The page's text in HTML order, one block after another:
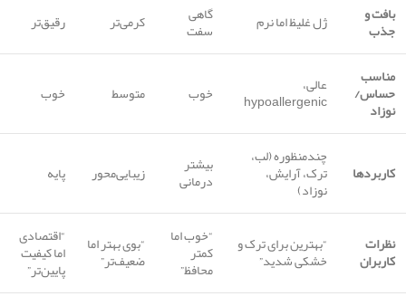
بافت و
جذب ژل غلیظ اما نرم گاهی
سفت کرمی‌تر رقیق‌تر
مناسب
حساس/
نوزاد
عالی،
hypoallergenic خوب متوسط خوب
کاربردها
چندمنظوره (لب،
ترک، آرایش،
نوزاد)
بیشتر
درمانی زیبایی‌محور پایه
نظرات
کاربران
“بهترین برای ترک و
خشکی شدید”
“خوب اما
کمتر
محافظ”
“بوی بهتر اما
ضعیف‌تر”
“اقتصادی
اما کیفیت
پایین‌تر”